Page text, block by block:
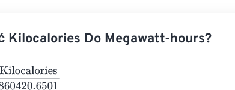
Kilocalories Do Megawatt-hours?
860420.6501